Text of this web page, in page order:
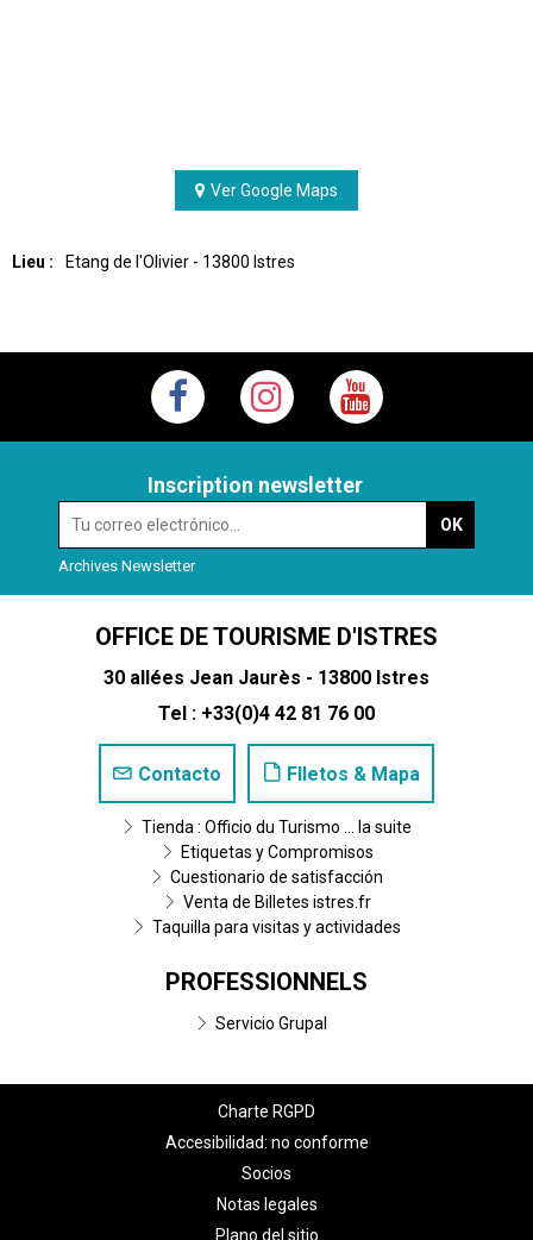
Ver Google Maps
Lieu : Etang de l'Olivier - 13800 Istres
Inscription newsletter
Archives Newsletter
OFFICE DE TOURISME D'ISTRES
30 allées Jean Jaurès - 13800 Istres
Tel : +33(0)4 42 81 76 00
Contacto Flletos & Mapa
Tienda : Officio du Turismo ... la suite
Etiquetas y Compromisos
Cuestionario de satisfacción
Venta de Billetes istres.fr
Taquilla para visitas y actividades
PROFESSIONNELS
Servicio Grupal
Charte RGPD
Accesibilidad: no conforme
Socios
Notas legales
Plano del sitio